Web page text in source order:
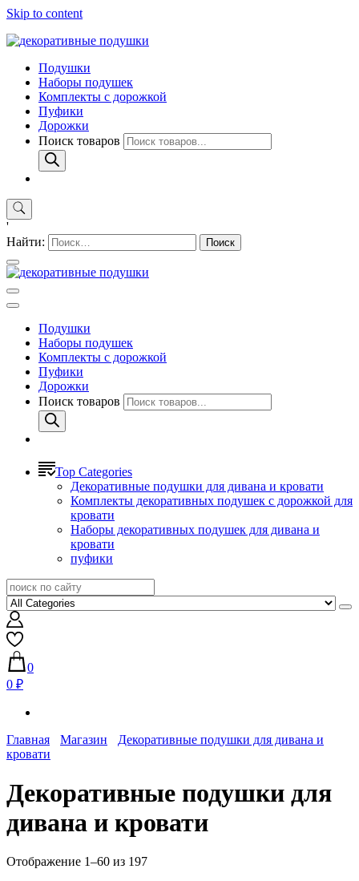
Skip to content
Подушки
Наборы подушек
Комплекты с дорожкой
Пуфики
Дорожки
Поиск товаров
'
Найти:
Подушки
Наборы подушек
Комплекты с дорожкой
Пуфики
Дорожки
Поиск товаров
Top Categories
Декоративные подушки для дивана и кровати
Комплекты декоративных подушек с дорожкой для
кровати
Наборы декоративных подушек для дивана и
кровати
пуфики
0
0 ₽
Главная Магазин
Декоративные подушки для дивана и
кровати
Декоративные подушки для
дивана и кровати
Отображение 1–60 из 197